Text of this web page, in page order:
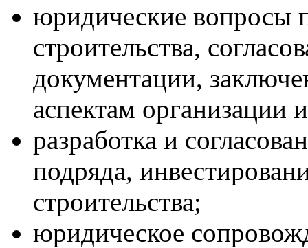
юридические вопросы
строительства,
документации,
аспектам организации
разработка и
подряда,
строительства;
юридическое